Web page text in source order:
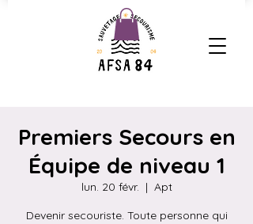
Premiers Secours en
Équipe de niveau 1
lun. 20 févr.
  |
Apt
Devenir secouriste. Toute personne qui